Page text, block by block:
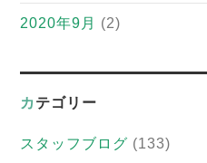
2020年9月 (2)
カテゴリー
スタッフブログ (133)